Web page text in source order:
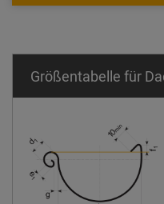
Größentabelle für